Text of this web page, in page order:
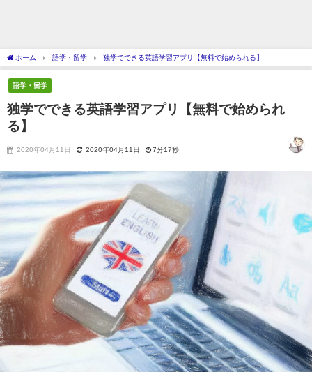
ホーム 語学・留学 独学でできる英語学習アプリ【無料で始められる】
語学・留学
独学でできる英語学習アプリ【無料で始められ
る】
2020年04月11日 2020年04月11日 7分17秒